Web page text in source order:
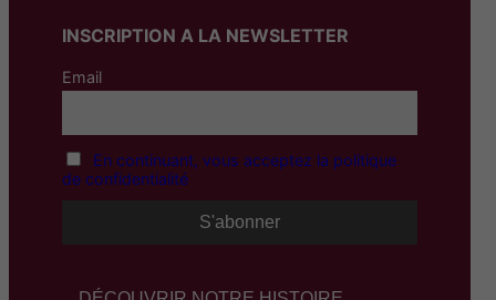
INSCRIPTION A LA NEWSLETTER
Email
En continuant, vous acceptez la politique
de confidentialité